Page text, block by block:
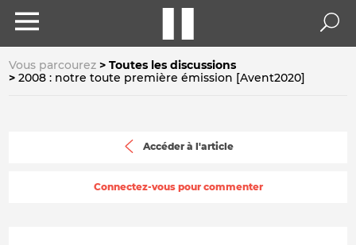
Vous parcourez
Toutes les discussions
2008 : notre toute première émission [Avent2020]
Accéder à l'article
Connectez-vous pour commenter